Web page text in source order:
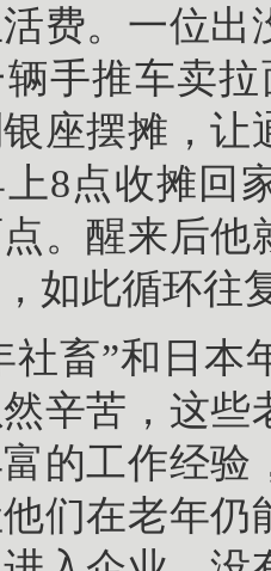
费。一位
手推车卖
座摆摊，让
8点收摊回
。醒来后
如此循环往
社畜”和日本
辛苦，这些
的工作经验
们在老年仍